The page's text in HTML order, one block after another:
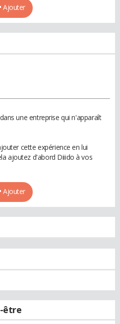
Ajouter
une entreprise qui n'apparaît
cette expérience en lui
ajoutez d'abord Diiido à vos
Ajouter
être